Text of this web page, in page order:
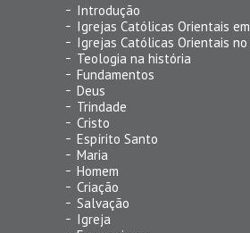
Introdução
Igrejas Católicas Orientais
Igrejas Católicas Orientais
Teologia na história
Fundamentos
Deus
Trindade
Cristo
Espírito Santo
Maria
Homem
Criação
Salvação
Igreja